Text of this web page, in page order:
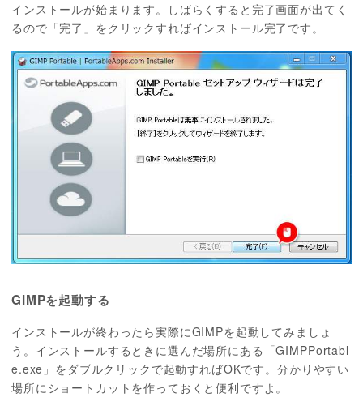
インストールが始まります。しばらくすると完了画面が出てく
るので「完了」をクリックすればインストール完了です。
GIMPを起動する
インストールが終わったら実際にGIMPを起動してみましょ
う。インストールするときに選んだ場所にある「GIMPPortabl
e.exe」をダブルクリックで起動すればOKです。分かりやすい
場所にショートカットを作っておくと便利ですよ。